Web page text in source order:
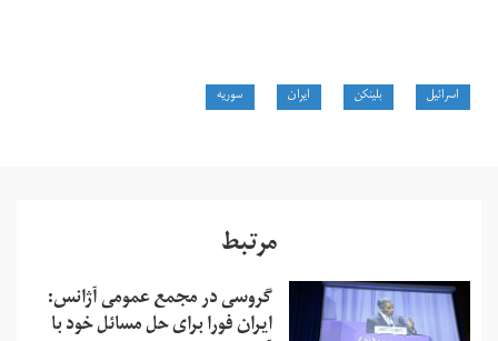
اسرائیل بلینکن ایران سوریه
مرتبط
گروسی در مجمع عمومی آژانس:
ایران فورا برای حل مسائل خود با